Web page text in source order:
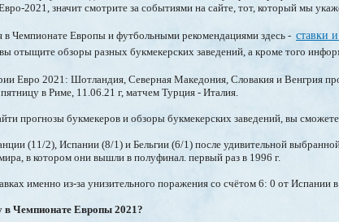
2021, значит смотрите за событиями на сайте, тот, который мы
в Чемпионате Европы и футбольными рекомендациями здесь - ставки
отыщите обзоры разных букмекерских заведений, а кроме того
Евро 2021: Шотландия, Северная Македония, Словакия и Венгрия
в Риме, 11.06.21 г, матчем Турция - Италия.
прогнозы букмекеров и обзоры букмекерских заведений, вы
(11/2), Испании (8/1) и Бельгии (6/1) после удивительной
в котором они вышли в полуфинал. первый раз в 1996 г.
именно из-за унизительного поражения со счётом 6: 0 от Испании
в Чемпионате Европы 2021?